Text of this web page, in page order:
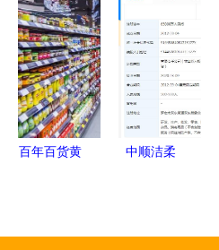
用杂品批零
店旁，藏着
一口烟火人
间
美学的交融
百年百货黄
中顺洁柔